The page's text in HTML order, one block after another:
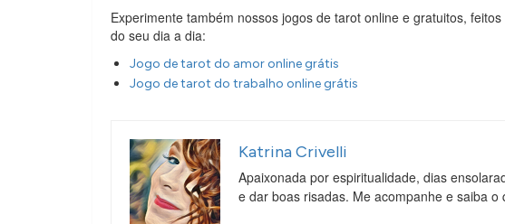
Experimente também nossos jogos de tarot online e gratuitos,
do seu dia a dia:
Jogo de tarot do amor online grátis
Jogo de tarot do trabalho online grátis
Katrina Crivelli
Apaixonada por espiritualidade, dias
e dar boas risadas. Me acompanhe e saiba o